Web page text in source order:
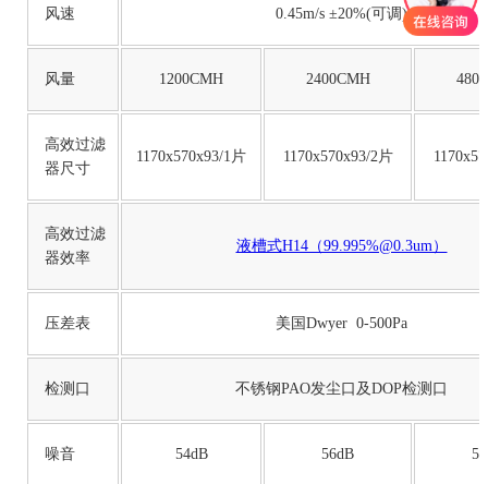
风速 0.45m/s ±20%(可调)
风量 1200CMH 2400CMH
高效过滤
器尺寸
1170x570x93/1片 1170x570x93/2片
高效过滤
器效率
液槽式H14（99.995%@0.3um）
压差表 美国Dwyer 0-500Pa
检测口 不锈钢PAO发尘口及DOP检测口
噪音 54dB 56dB